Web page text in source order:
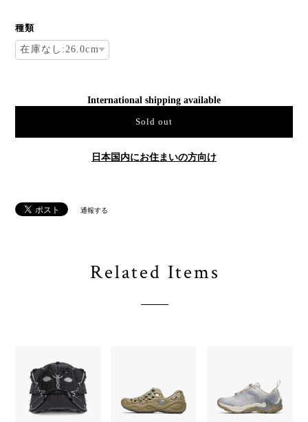
種類
International shipping available
Sold out
日本国内にお住まいの方向け
通報する
Related Items